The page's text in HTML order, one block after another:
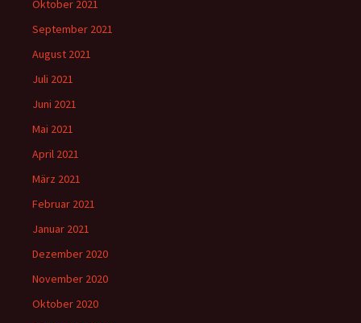
Oktober 2021
September 2021
August 2021
Juli 2021
Juni 2021
Mai 2021
April 2021
März 2021
Februar 2021
Januar 2021
Dezember 2020
November 2020
Oktober 2020